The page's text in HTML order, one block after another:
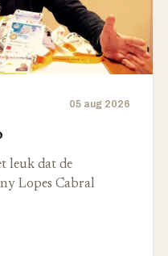
05 aug 2026
leuk dat de
Lopes Cabral